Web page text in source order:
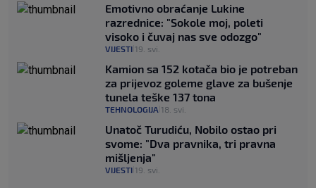
Emotivno obraćanje Lukine
razrednice: "Sokole moj, poleti
visoko i čuvaj nas sve odozgo"
VIJESTI 19. svi.
Kamion sa 152 kotača bio je potreban
za prijevoz goleme glave za bušenje
tunela teške 137 tona
TEHNOLOGIJA 18. svi.
Unatoč Turudiću, Nobilo ostao pri
svome: "Dva pravnika, tri pravna
mišljenja"
VIJESTI 19. svi.